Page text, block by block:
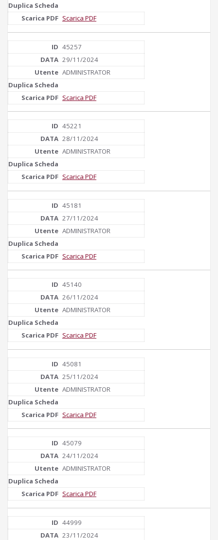
Scarica PDF
45257
29/11/2024
ADMINISTRATOR
Scarica PDF
45221
28/11/2024
ADMINISTRATOR
Scarica PDF
45181
27/11/2024
ADMINISTRATOR
Scarica PDF
45140
26/11/2024
ADMINISTRATOR
Scarica PDF
45081
25/11/2024
ADMINISTRATOR
Scarica PDF
45079
24/11/2024
ADMINISTRATOR
Scarica PDF
44999
23/11/2024